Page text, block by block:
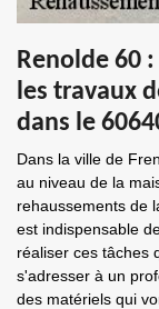
Renolde 60
les travaux
dans le
Dans la ville de
au niveau de la
rehaussements de
est indispensable
réaliser ces tâches
s'adresser à un
des matériels qui